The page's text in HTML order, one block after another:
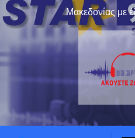
Μακεδονίας με